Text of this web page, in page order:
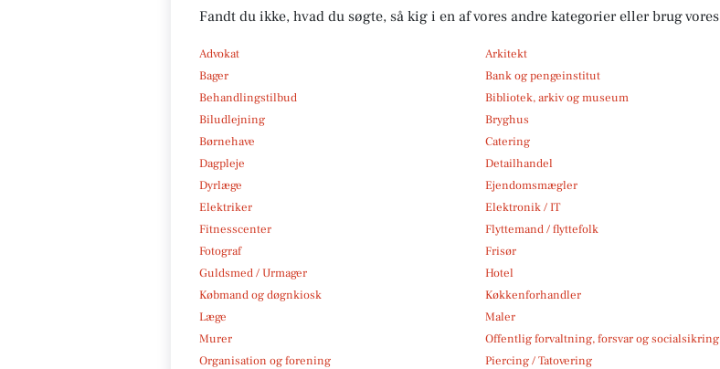
Fandt du ikke, hvad du søgte, så kig i en af vores andre kategorier eller brug vores
Advokat Arkitekt
Bager
Bank og pengeinstitut
Behandlingstilbud
Bibliotek, arkiv og museum
Biludlejning
Bryghus
Børnehave
Catering
Dagpleje
Detailhandel
Dyrlæge
Ejendomsmægler
Elektriker
Elektronik / IT
Fitnesscenter
Flyttemand / flyttefolk
Fotograf
Frisør
Guldsmed / Urmager
Hotel
Købmand og døgnkiosk
Køkkenforhandler
Læge
Maler
Murer
Offentlig forvaltning, forsvar og socialsikring
Organisation og forening
Piercing / Tatovering